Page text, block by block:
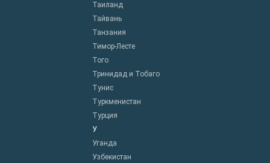
Таиланд
Тайвань
Танзания
Тимор-Лесте
Того
Тринидад и Тобаго
Тунис
Туркменистан
Турция
У
Уганда
Узбекистан